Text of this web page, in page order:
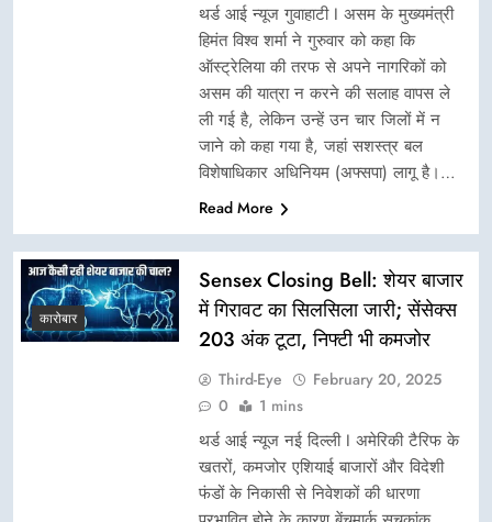
थर्ड आई न्यूज गुवाहाटी I असम के मुख्यमंत्री
हिमंत विश्व शर्मा ने गुरुवार को कहा कि
ऑस्ट्रेलिया की तरफ से अपने नागरिकों को
असम की यात्रा न करने की सलाह वापस ले
ली गई है, लेकिन उन्हें उन चार जिलों में न
जाने को कहा गया है, जहां सशस्त्र बल
विशेषाधिकार अधिनियम (अफ्सपा) लागू है।…
Read More
कारोबार
Sensex Closing Bell: शेयर बाजार
में गिरावट का सिलसिला जारी; सेंसेक्स
203 अंक टूटा, निफ्टी भी कमजोर
Third-Eye
February 20, 2025
0
1 mins
थर्ड आई न्यूज नई दिल्ली I अमेरिकी टैरिफ के
खतरों, कमजोर एशियाई बाजारों और विदेशी
फंडों के निकासी से निवेशकों की धारणा